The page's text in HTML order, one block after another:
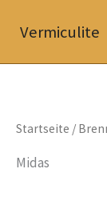
InhaltVermiculite
Startseite /
Midas